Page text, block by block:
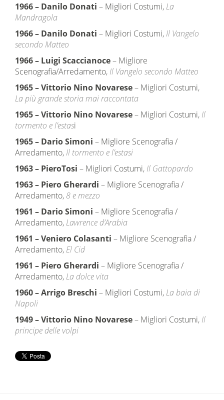
1966– Danilo Donati – Migliori Costumi, La
Mandragola
1966– Danilo Donati – Migliori Costumi, Il Vangelo
secondo Matteo
1966– Luigi Scaccianoce– Migliore
Scenografia/Arredamento, Il Vangelo secondo Matteo
1965–Vittorio Nino Novarese– Migliori Costumi,
La più grande storia mai raccontata
1965–Vittorio Nino Novarese– Migliori Costumi, Il
tormento e l’estasi
1965– Dario Simoni – Migliore Scenografia /
Arredamento, Il tormento e l’estasi
1963– PieroTosi – Migliori Costumi, Il Gattopardo
1963– Piero Gherardi – Migliore Scenografia /
Arredamento, 8 e mezzo
1961 – Dario Simoni – Migliore Scenografia /
Arredamento, Lawrence d’Arabia
1961 –Veniero Colasanti – Migliore Scenografia /
Arredamento, El Cid
1961 – Piero Gherardi – Migliore Scenografia /
Arredamento, La dolce vita
1960–Arrigo Breschi – Migliori Costumi, La baia di
Napoli
1949–Vittorio Nino Novarese– Migliori Costumi, Il
principe delle volpi